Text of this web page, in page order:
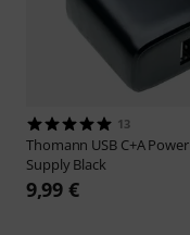
13
Thomann USB C+A Power
Supply Black
9,99 €